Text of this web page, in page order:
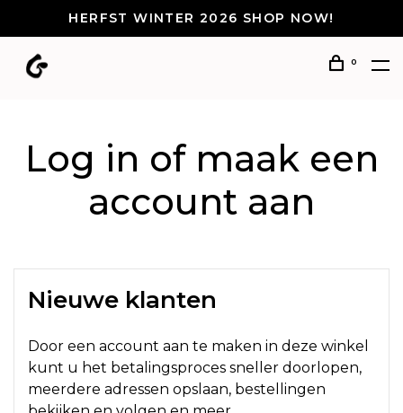
HERFST WINTER 2026 SHOP NOW!
0
Log in of maak een
account aan
Nieuwe klanten
Door een account aan te maken in deze winkel
kunt u het betalingsproces sneller doorlopen,
meerdere adressen opslaan, bestellingen